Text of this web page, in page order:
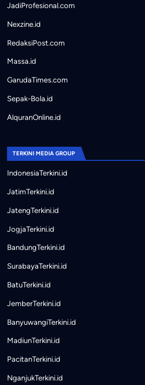
JadiProfesional.com
Nexzine.id
RedaksiPost.com
Massa.id
GarudaTimes.com
Sepak-Bola.id
AlquranOnline.id
TERKINI MEDIA GROUP
IndonesiaTerkini.id
JatimTerkini.id
JatengTerkini.id
JogjaTerkini.id
BandungTerkini.id
SurabayaTerkini.id
BatuTerkini.id
JemberTerkini.id
BanyuwangiTerkini.id
MadiunTerkini.id
PacitanTerkini.id
NganjukTerkini.id